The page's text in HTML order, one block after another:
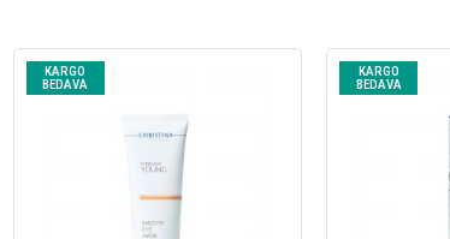
KARGO
BEDAVA
KARGO
BEDAVA